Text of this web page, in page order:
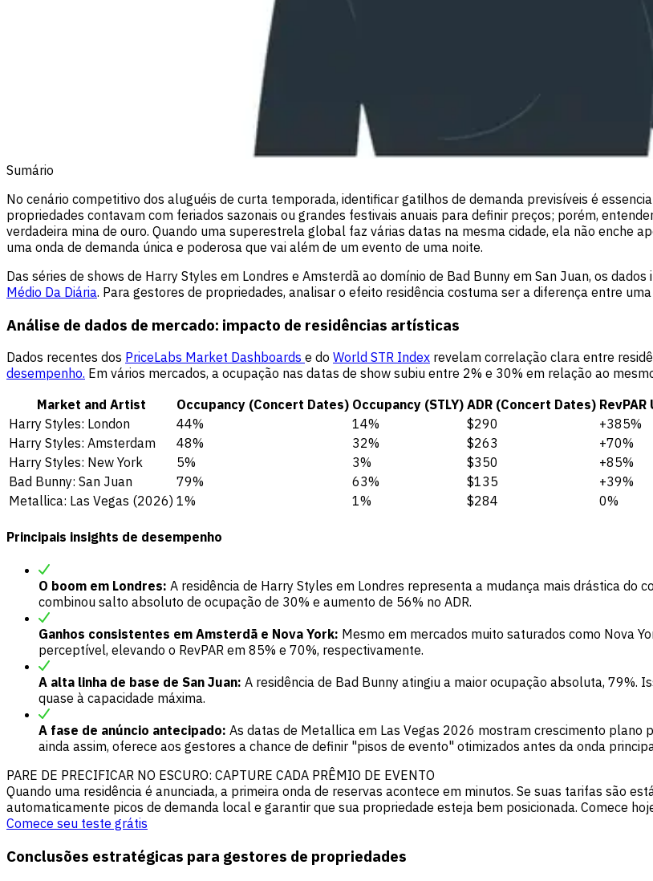
Sumário
No cenário competitivo dos aluguéis de curta temporada, identificar gatilhos de demanda previsíveis é
propriedades contavam com feriados sazonais ou grandes festivais anuais para definir preços; porém,
verdadeira mina de ouro. Quando uma superestrela global faz várias datas na mesma cidade, ela não enche
uma onda de demanda única e poderosa que vai além de um evento de uma noite.
Das séries de shows de Harry Styles em Londres e Amsterdã ao domínio de Bad Bunny em San Juan, os
Médio Da Diária. Para gestores de propriedades, analisar o efeito residência costuma ser a diferença entre
Análise de dados de mercado: impacto de residências artísticas
Dados recentes dos PriceLabs Market Dashboards e do World STR Index revelam correlação clara entre
desempenho. Em vários mercados, a ocupação nas datas de show subiu entre 2% e 30% em relação ao
Market and Artist
Occupancy (Concert Dates) Occupancy (STLY) ADR (Concert Dates)
Harry Styles: London
44% 14% $290
+385%
Harry Styles: Amsterdam
48% 32% $263
+70%
Harry Styles: New York
5% 3% $350
+85%
Bad Bunny: San Juan
79% 63% $135
+39%
Metallica: Las Vegas (2026) 1% 1% $284 0%
Principais insights de desempenho
O boom em Londres: A residência de Harry Styles em Londres representa a mudança mais drástica do
combinou salto absoluto de ocupação de 30% e aumento de 56% no ADR.
Ganhos consistentes em Amsterdã e Nova York: Mesmo em mercados muito saturados como Nova
perceptível, elevando o RevPAR em 85% e 70%, respectivamente.
A alta linha de base de San Juan: A residência de Bad Bunny atingiu a maior ocupação absoluta, 79%.
quase à capacidade máxima.
A fase de anúncio antecipado: As datas de Metallica em Las Vegas 2026 mostram crescimento plano
ainda assim, oferece aos gestores a chance de definir "pisos de evento" otimizados antes da onda
PARE DE PRECIFICAR NO ESCURO: CAPTURE CADA PRÊMIO DE EVENTO
Quando uma residência é anunciada, a primeira onda de reservas acontece em minutos. Se suas tarifas são
automaticamente picos de demanda local e garantir que sua propriedade esteja bem posicionada. Comece
Comece seu teste grátis
Conclusões estratégicas para gestores de propriedades